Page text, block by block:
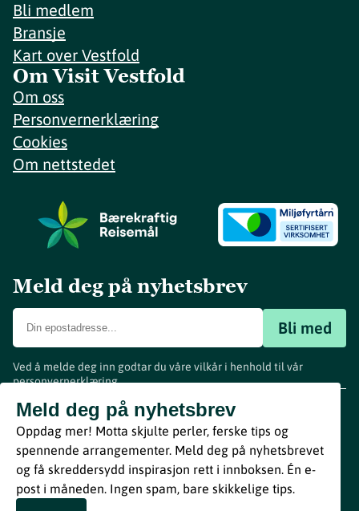
Bli medlem
Bransje
Kart over Vestfold
Om Visit Vestfold
Om oss
Personvernerklæring
Cookies
Om nettstedet
Meld deg på nyhetsbrev
Bli med
Ved å melde deg inn godtar du våre vilkår i henhold til vår
personvernerklæring.
Meld deg på nyhetsbrev
Oppdag mer! Motta skjulte perler, ferske tips og
spennende arrangementer. Meld deg på nyhetsbrevet
og få skreddersydd inspirasjon rett i innboksen. Én e-
post i måneden. Ingen spam, bare skikkelige tips.
www.visitvestfold.com
Turistinformasjon
Vestfold Fylkeskommune
ByBreakfast